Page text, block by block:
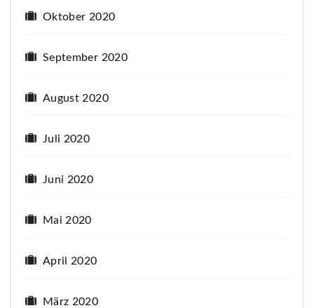
Oktober 2020
September 2020
August 2020
Juli 2020
Juni 2020
Mai 2020
April 2020
März 2020